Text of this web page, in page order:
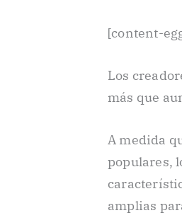
[content-
Los
más que
A medida
populares,
amplias